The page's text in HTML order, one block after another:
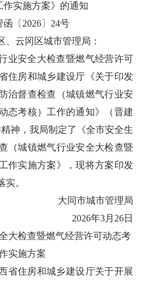
作实施方案》的通知
函〔2026〕24号
云冈区城市管理局：
业安全大检查暨燃气经营许可
住房和城乡建设厅《关于印发
治督查检查（城镇燃气行业安
态考核）工作的通知》（晋建
神，我局制定了《全市安全生
（城镇燃气行业安全大检查暨
作实施方案》，现将方案印发
。
大同市城市管理局
2026年3月26日
大检查暨燃气经营许可动态考
实施方案
省住房和城乡建设厅关于开展